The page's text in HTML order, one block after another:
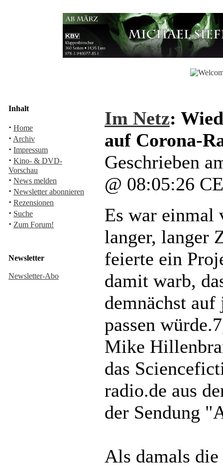
Inhalt
· Home
· Archiv
· Impressum
· Kino- & DVD-
Vorschau
· News melden
· Newsletter abonnieren
· Rezensionen
· Suche
· Zum Forum!
Newsletter
Newsletter-Abo
Im Netz:
auf Corona-
Geschrieben
@ 08:05:26
Es war einmal
langer, langer
feierte ein
damit warb,
demnächst auf
passen
Mike
das
radio.de aus
der Sendung
Als damals die